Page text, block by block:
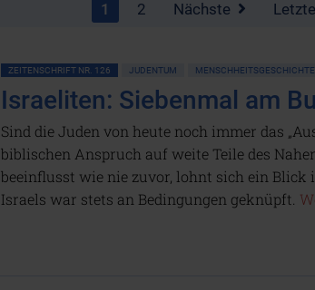
1 2 Nächste Letzte
ZEITENSCHRIFT NR. 126 JUDENTUM
Israeliten: Siebenmal am
Sind die Juden von heute noch immer das
biblischen Anspruch auf weite Teile des
beeinflusst wie nie zuvor, lohnt sich ein Blick
Israels war stets an Bedingungen geknüpft.